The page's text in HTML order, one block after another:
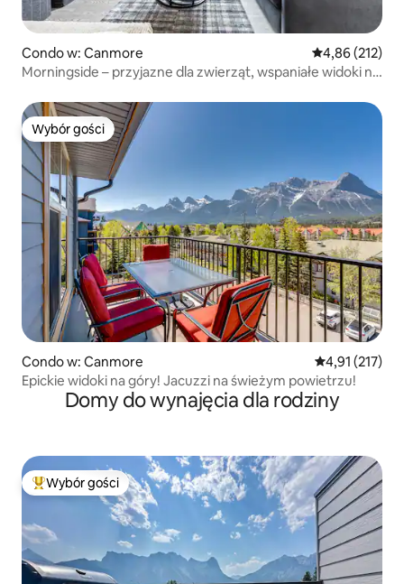
Condo w: Canmore Średnia
4,86 (212)
Morningside – przyjazne dla zwierząt, wspaniałe widoki na
Wybór gości
Wybór gości
Condo w: Canmore Średnia
4,91 (217)
Epickie widoki na góry! Jacuzzi na świeżym powietrzu!
Domy do wynajęcia dla rodziny
Najpopularniejsze z kategorii Wybór gości
Wybór gości